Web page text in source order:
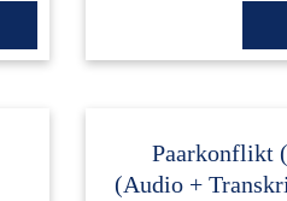
Paarkonflikt
(Audio +